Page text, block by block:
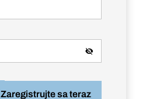
Zaregistrujte sa teraz